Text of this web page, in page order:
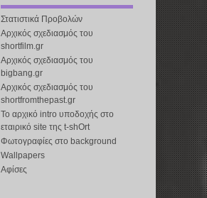
Στατιστικά Προβολών
Αρχικός σχεδιασμός του
shortfilm.gr
Αρχικός σχεδιασμός του
bigbang.gr
Αρχικός σχεδιασμός του
shortfromthepast.gr
Το αρχικό intro υποδοχής στο
εταιρικό site της t-shOrt
Φωτογραφίες στο background
Wallpapers
Αφίσες